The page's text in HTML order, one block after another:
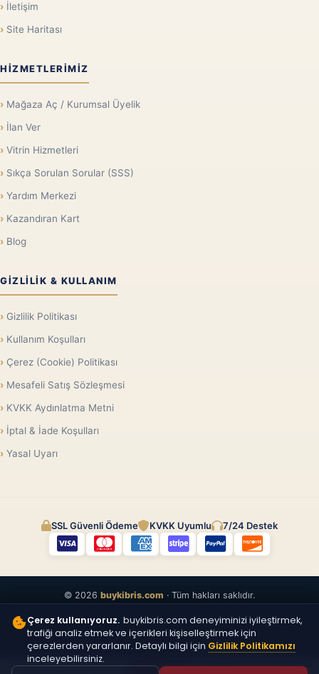
İletişim
Site Haritası
HIZMETLERIMIZ
Mağaza Aç / Kurumsal Üyelik
İlan Ver
Vitrin Hizmetleri
Sıkça Sorulan Sorular (SSS)
Yardım Merkezi
Kazandıran Kart
Blog
GIZLILIK & KULLANIM
Gizlilik Politikası
Kullanım Koşulları
Çerez (Cookie) Politikası
Mesafeli Satış Sözleşmesi
KVKK Aydınlatma Metni
İptal & İade Koşulları
Yasal Uyarı
SSL Güvenli Ödeme KVKK Uyumlu 7/24 Destek
© 2026 buykibris.com · Tüm hakları saklıdır.
Çerez kullanıyoruz. buykibris.com deneyiminizi iyileştirmek,
trafiği analiz etmek ve içerikleri kişiselleştirmek için
çerezlerden yararlanır. Detaylı bilgi için Gizlilik Politikamızı
inceleyebilirsiniz.